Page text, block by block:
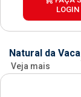
LOGIN
Natural da Vaca
Veja mais